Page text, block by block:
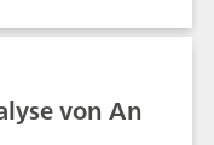
ASTM E203.
von An